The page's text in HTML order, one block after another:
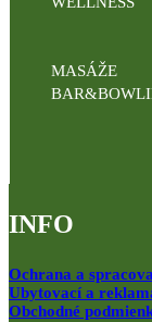
MASÁŽE
INFO
Ochrana a
Ubytovací a
Obchodné